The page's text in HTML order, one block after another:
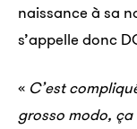
naissance à sa
s’appelle donc
« C’est
grosso modo,